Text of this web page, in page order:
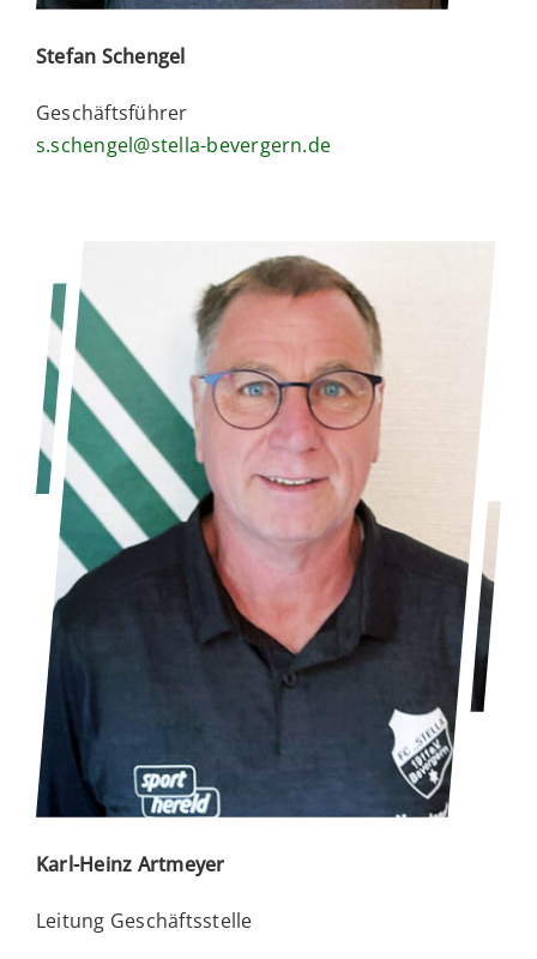
Stefan Schengel
Geschäftsführer
s.schengel@stella-bevergern.de
Karl-Heinz Artmeyer
Leitung Geschäftsstelle